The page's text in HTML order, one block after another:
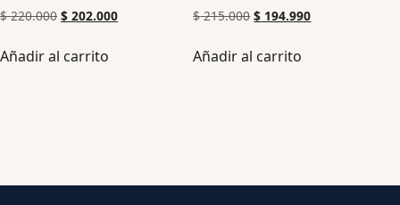
$220.000 $ 202.000
Añadir al carrito
$215.000 $ 194.990
Añadir al carrito